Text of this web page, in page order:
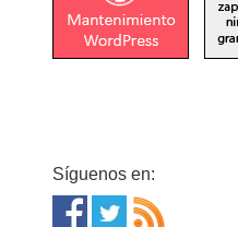
Síguenos en: